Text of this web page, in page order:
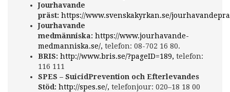
Jourhavande
präst: https://www.svenskakyrkan.se/
Jourhavande
medmänniska: https://www.jourhavande-
medmanniska.se/, telefon: 08-702 16 80.
BRIS: http://www.bris.se/?pageID=189, telefon:
116 111
SPES – SuicidPrevention och Efterlevandes
Stöd: http://spes.se/, telefonjour: 020–18 18 00